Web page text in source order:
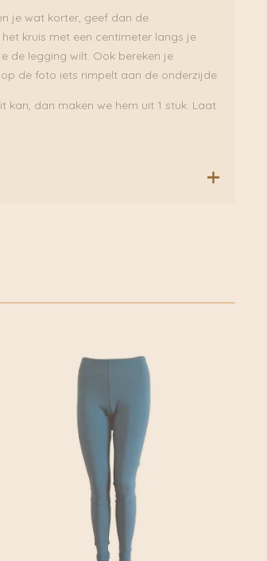
je wat korter, geef dan de
kruis met een centimeter langs je
de legging wilt. Ook bereken je
de foto iets rimpelt aan de onderzijde.
kan, dan maken we hem uit 1 stuk. Laat
de fietskoeriersteden wordt het